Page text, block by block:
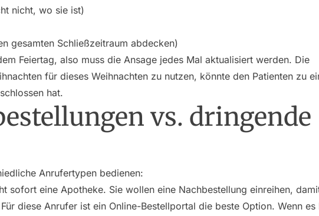
nicht, wo sie ist)
gesamten Schließzeitraum abdecken)
Feiertag, also muss die Ansage jedes Mal aktualisiert werden. Die
für dieses Weihnachten zu nutzen, könnte den Patienten zu
hat.
vs. dringende
Anrufertypen bedienen:
sofort eine Apotheke. Sie wollen eine Nachbestellung einreihen,
diese Anrufer ist ein Online-Bestellportal die beste Option. Wenn es